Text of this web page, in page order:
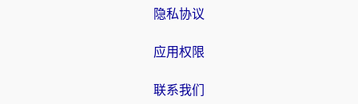
隐私协议
应用权限
联系我们